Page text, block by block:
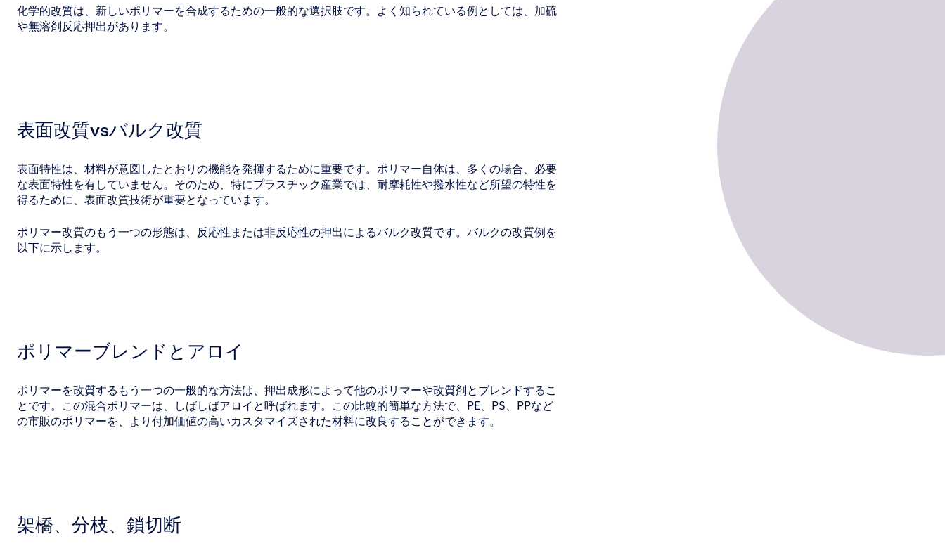
化学的改質は、新しいポリマーを合成するための一般的な選択肢です。よく知られている例としては、加硫
や無溶剤反応押出があります。
表面改質vsバルク改質
表面特性は、材料が意図したとおりの機能を発揮するために重要です。ポリマー自体は、多くの場合、必要
な表面特性を有していません。そのため、特にプラスチック産業では、耐摩耗性や撥水性など所望の特性を
得るために、表面改質技術が重要となっています。
ポリマー改質のもう一つの形態は、反応性または非反応性の押出によるバルク改質です。バルクの改質例を
以下に示します。
ポリマーブレンドとアロイ
ポリマーを改質するもう一つの一般的な方法は、押出成形によって他のポリマーや改質剤とブレンドするこ
とです。この混合ポリマーは、しばしばアロイと呼ばれます。この比較的簡単な方法で、PE、PS、PPなど
の市販のポリマーを、より付加価値の高いカスタマイズされた材料に改良することができます。
架橋、分枝、鎖切断